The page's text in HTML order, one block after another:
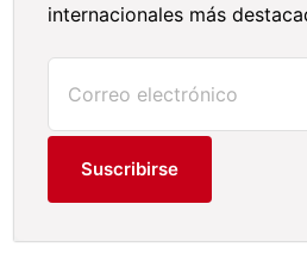
internacionales más
Suscribirse